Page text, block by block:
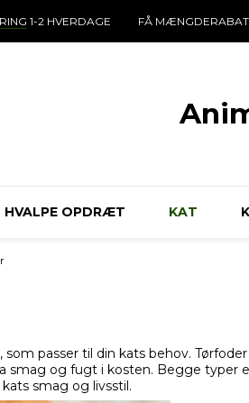
1-2 HVERDAGE FÅ
HVALPE OPDRÆT KAT
passer til din kats behov.
smag og fugt i kosten. Begge
smag og livsstil.